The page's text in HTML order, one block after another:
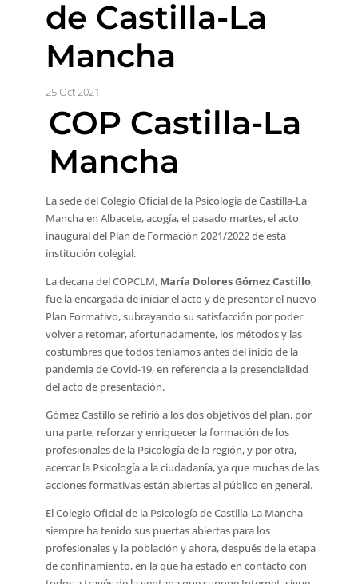
de Castilla-La
Mancha
25 Oct 2021
COP Castilla-La
Mancha
La sede del Colegio Oficial de la Psicología de Castilla-La
Mancha en Albacete, acogía, el pasado martes, el acto
inaugural del Plan de Formación 2021/2022 de esta
institución colegial.
La decana del COPCLM, María Dolores Gómez Castillo,
fue la encargada de iniciar el acto y de presentar el nuevo
Plan Formativo, subrayando su satisfacción por poder
volver a retomar, afortunadamente, los métodos y las
costumbres que todos teníamos antes del inicio de la
pandemia de Covid-19, en referencia a la presencialidad
del acto de presentación.
Gómez Castillo se refirió a los dos objetivos del plan, por
una parte, reforzar y enriquecer la formación de los
profesionales de la Psicología de la región, y por otra,
acercar la Psicología a la ciudadanía, ya que muchas de las
acciones formativas están abiertas al público en general.
El Colegio Oficial de la Psicología de Castilla-La Mancha
siempre ha tenido sus puertas abiertas para los
profesionales y la población y ahora, después de la etapa
de confinamiento, en la que ha estado en contacto con